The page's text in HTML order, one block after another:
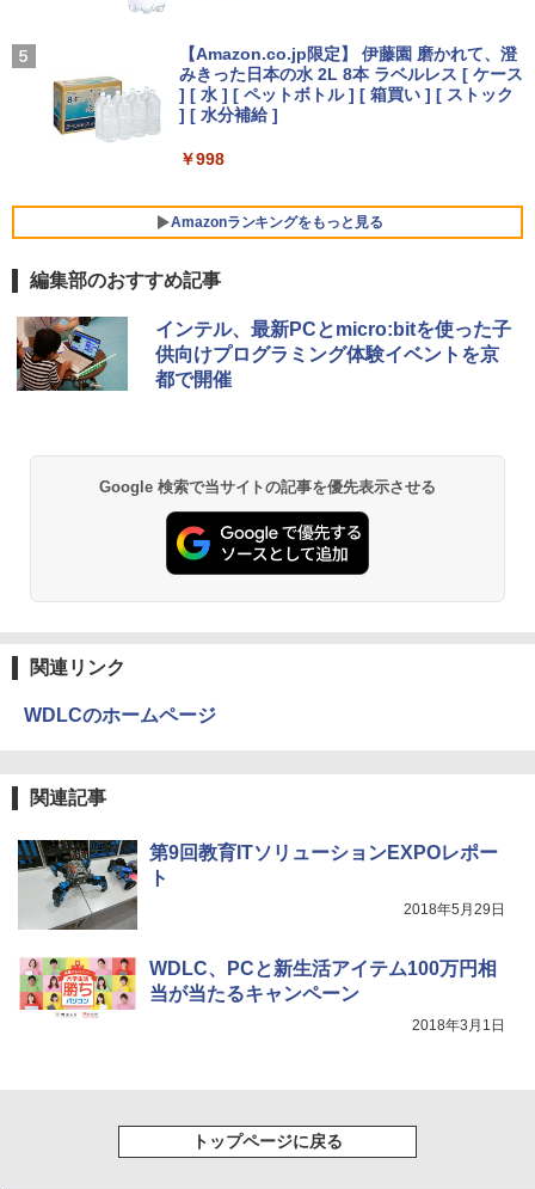
GB Win11 12.1型FHD Webカメラ 無線L
AN 軽量 初期設定済 すぐ使える テレワー
ク FHD 事務 学習 パナソニック 中古 パ
ソコン PC
￥15,980
5
超軽量980g ノートパソコンSONY VAIO
G1メモリ8GB 秒速起動SSD最大1TB 14
ートパソコン Windows11Proオフィス付
き 5GWIFI Bluetooth 最新MicrosoftOff
ice2024可送料無料 中古パソコン軽量
スタンド VESA
￥12,580
ルHD 1080P 100%sRGB 400cd/m? 光沢
IPS パネル 色鮮やか 265g 超軽量 Type-
ディスプレイ ミニPC対応 3年保証 EVICI
￥10,999
ット [入荷予約]
￥5,544
￥1,964
Xiaomi シャオミ REDMI Buds 8 Lite ワイヤ
リング ANC 36時間再生
￥250
【Amazon.co.jp限定】 伊藤園 磨かれて、澄
みきった日本の水 2L 8本 ラベルレス [ ケース
] [ 水 ] [ ペットボトル ] [ 箱買い ] [ ストック
] [ 水分補給 ]
￥998
Amazonランキングをもっと見る
薬屋のひとりごと 17巻 (デジタル版ビッグガ
ンガンコミックス)
￥770
エース)
￥832
スーパーの裏でヤニ吸うふたり 9巻 (デジタル
￥810
編集部のおすすめ記事
インテル、最新PCとmicro:bitを使った子
供向けプログラミング体験イベントを京
都で開催
Google 検索で当サイトの記事を優先表示させる
関連リンク
WDLCのホームページ
関連記事
第9回教育ITソリューションEXPOレポー
ト
2018年5月29日
WDLC、PCと新生活アイテム100万円相
当が当たるキャンペーン
2018年3月1日
トップページに戻る